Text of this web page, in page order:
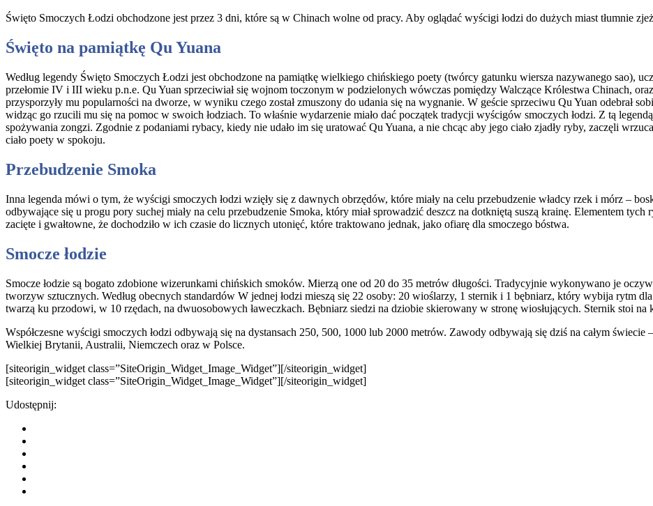
Święto Smoczych Łodzi obchodzone jest przez 3 dni, które są w Chinach wolne od pracy. Aby oglądać wyścigi łodzi do dużych miast tłumnie
Święto na pamiątkę Qu Yuana
Według legendy Święto Smoczych Łodzi jest obchodzone na pamiątkę wielkiego chińskiego poety (twórcy gatunku wiersza nazywanego sao),
przełomie IV i III wieku p.n.e. Qu Yuan sprzeciwiał się wojnom toczonym w podzielonych wówczas pomiędzy Walczące Królestwa Chinach,
przysporzyły mu popularności na dworze, w wyniku czego został zmuszony do udania się na wygnanie. W geście sprzeciwu Qu Yuan odebrał
widząc go rzucili mu się na pomoc w swoich łodziach. To właśnie wydarzenie miało dać początek tradycji wyścigów smoczych łodzi. Z tą
spożywania zongzi. Zgodnie z podaniami rybacy, kiedy nie udało im się uratować Qu Yuana, a nie chcąc aby jego ciało zjadły ryby, zaczęli
ciało poety w spokoju.
Przebudzenie Smoka
Inna legenda mówi o tym, że wyścigi smoczych łodzi wzięły się z dawnych obrzędów, które miały na celu przebudzenie władcy rzek i mórz –
odbywające się u progu pory suchej miały na celu przebudzenie Smoka, który miał sprowadzić deszcz na dotkniętą suszą krainę. Elementem tych
zacięte i gwałtowne, że dochodziło w ich czasie do licznych utonięć, które traktowano jednak, jako ofiarę dla smoczego bóstwa.
Smocze łodzie
Smocze łodzie są bogato zdobione wizerunkami chińskich smoków. Mierzą one od 20 do 35 metrów długości. Tradycyjnie wykonywano je
tworzyw sztucznych. Według obecnych standardów W jednej łodzi mieszą się 22 osoby: 20 wioślarzy, 1 sternik i 1 bębniarz, który wybija rytm
twarzą ku przodowi, w 10 rzędach, na dwuosobowych ławeczkach. Bębniarz siedzi na dziobie skierowany w stronę wiosłujących. Sternik stoi na
Współczesne wyścigi smoczych łodzi odbywają się na dystansach 250, 500, 1000 lub 2000 metrów. Zawody odbywają się dziś na całym
Wielkiej Brytanii, Australii, Niemczech oraz w Polsce.
[siteorigin_widget class=”SiteOrigin_Widget_Image_Widget”][/siteorigin_widget]
[siteorigin_widget class=”SiteOrigin_Widget_Image_Widget”][/siteorigin_widget]
Udostępnij: